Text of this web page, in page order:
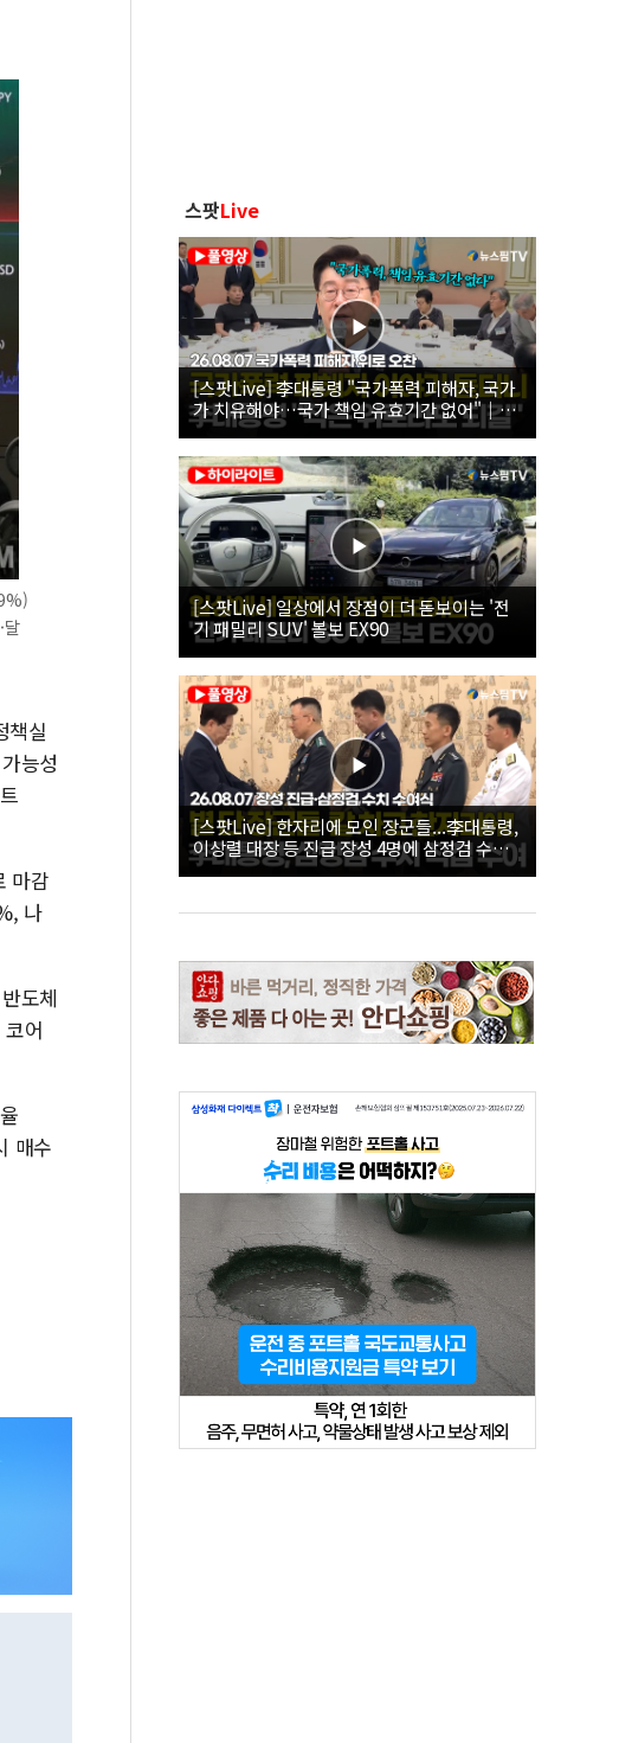
달
책실
능성
마감
나
도체
어
매수
스팟Live
[스팟Live] 李대통령 "국가폭력 피해자, 국가
가 치유해야…국가 책임 유효기간 없어"｜
26.08.07 국가폭력 피해자 위로 오찬
[스팟Live] 일상에서 장점이 더 돋보이는 '전
기 패밀리 SUV' 볼보 EX90
[스팟Live] 한자리에 모인 장군들...李대통령,
이상렬 대장 등 진급 장성 4명에 삼정검 수치
직접 수여｜26.08.07 장성 진급·삼정검 수치